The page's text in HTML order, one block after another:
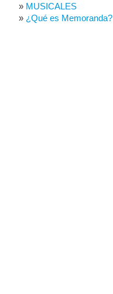
MUSICALES
¿Qué es Memoranda?